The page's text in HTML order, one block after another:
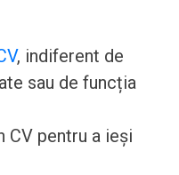
, indiferent de
sau de funcția
CV pentru a ieși